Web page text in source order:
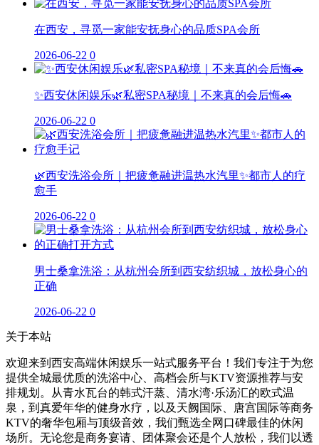
在西安，寻觅一家能安抚身心的品质SPA会所
2026-06-22 0
✨西安休闲娱乐🌿私密SPA秘境｜不来真的会后悔🚗
2026-06-22 0
🌿西安洗浴会所｜把疲惫融进温热水汽里✨都市人的疗
愈手
2026-06-22 0
男士桑拿洗浴：从杭州会所到西安纺织城，放松身心的
正确
2026-06-22 0
关于本站
欢迎来到西安高端休闲娱乐一站式服务平台！我们专注于为您
提供全城最优质的洗浴中心、高档会所与KTV资源推荐与安
排规划。从青水瓦台的韩式汗蒸、清水湾·乐汤汇的欧式温
泉，到真爱年华的健身水疗，以及天阙国际、唐宫国际等商务
KTV的奢华包厢与顶级音效，我们甄选全网口碑最佳的休闲
场所。无论您是商务宴请、团体聚会还是个人放松，我们以透